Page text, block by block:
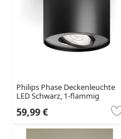
Philips Phase Deckenleuchte
LED Schwarz, 1-flammig
59,99 €